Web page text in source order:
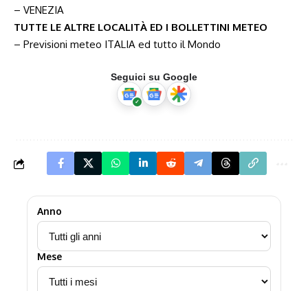
– VENEZIA
TUTTE LE ALTRE LOCALITÀ ED I BOLLETTINI METEO
– Previsioni meteo ITALIA ed tutto il Mondo
Seguici su Google
Anno
Mese